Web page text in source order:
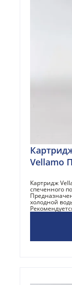
Vellamo
Картридж
спеченного
холодной